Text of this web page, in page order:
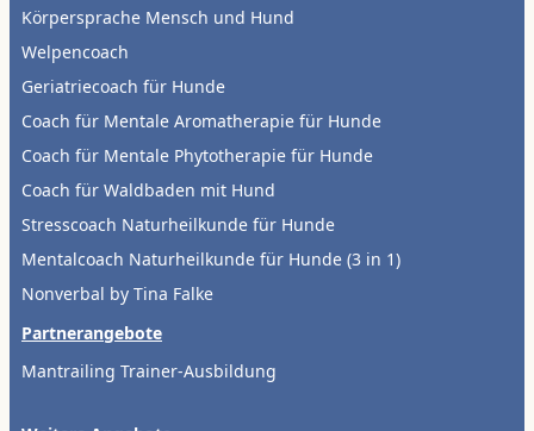
Körpersprache Mensch und Hund
Welpencoach
Geriatriecoach für Hunde
Coach für Mentale Aromatherapie für Hunde
Coach für Mentale Phytotherapie für Hunde
Coach für Waldbaden mit Hund
Stresscoach Naturheilkunde für Hunde
Mentalcoach Naturheilkunde für Hunde (3 in 1)
Nonverbal by Tina Falke
Partnerangebote
Mantrailing Trainer-Ausbildung